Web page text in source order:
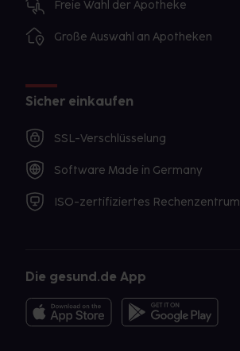
Freie Wahl der Apotheke
Große Auswahl an Apotheken
Sicher einkaufen
SSL-Verschlüsselung
Software Made in Germany
ISO-zertifiziertes Rechenzentrum
Die gesund.de App